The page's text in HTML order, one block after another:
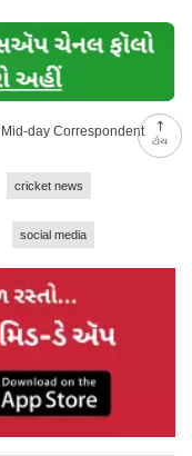
ટોચ
day Correspondent
cricket news
social media